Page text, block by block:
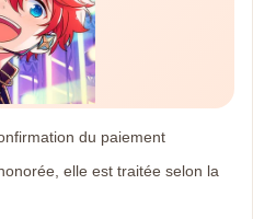
du paiement
elle est traitée selon la